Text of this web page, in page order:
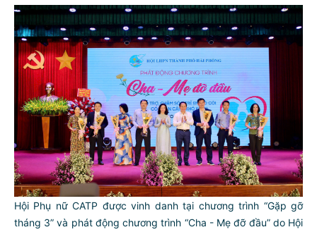
Hội Phụ nữ CATP được vinh danh tại chương trình “Gặp gỡ
tháng 3” và phát động chương trình “Cha - Mẹ đỡ đầu” do Hội